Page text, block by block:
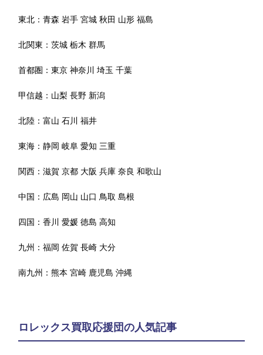
東北：青森 岩手 宮城 秋田 山形 福島
北関東：茨城 栃木 群馬
首都圏：東京 神奈川 埼玉 千葉
甲信越： 山梨 長野 新潟
北陸：富山 石川 福井
東海：静岡 岐阜 愛知 三重
関西：滋賀 京都 大阪 兵庫 奈良 和歌山
中国： 広島 岡山 山口 鳥取 島根
四国：香川 愛媛 徳島 高知
九州：福岡 佐賀 長崎 大分
南九州：熊本 宮崎 鹿児島 沖縄
ロレックス買取応援団の人気記事